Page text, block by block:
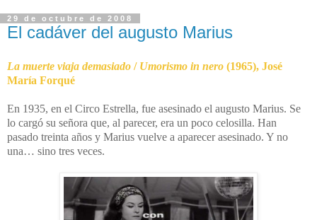
29 de octubre de 2008
El cadáver del augusto Marius
La muerte viaja demasiado / Umorismo in nero (1965), José
María Forqué
En 1935, en el Circo Estrella, fue asesinado el augusto Marius. Se
lo cargó su señora que, al parecer, era un poco celosilla. Han
pasado treinta años y Marius vuelve a aparecer asesinado. Y no
una… sino tres veces.